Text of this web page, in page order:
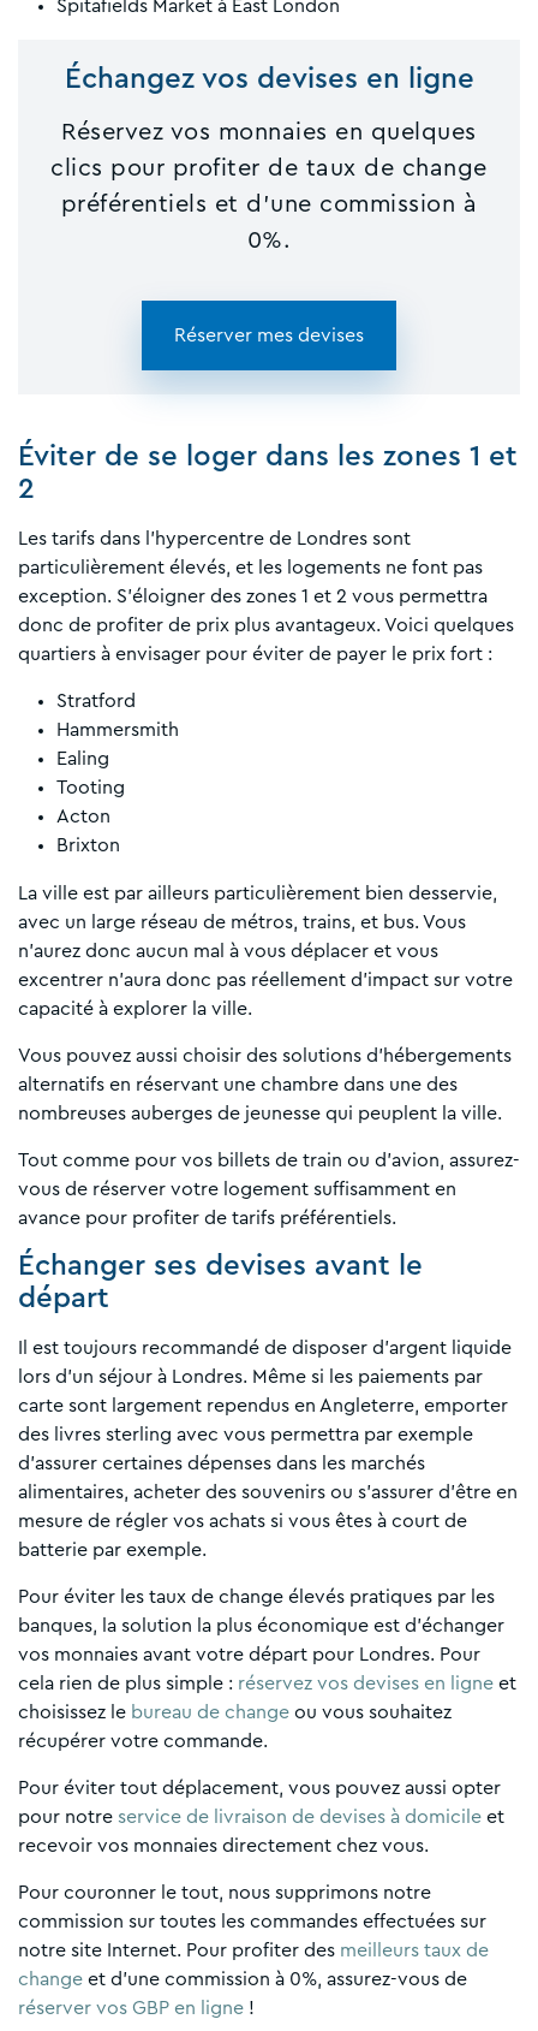
Spitafields Market à East London
Échangez vos devises en ligne
Réservez vos monnaies en quelques
clics pour profiter de taux de change
préférentiels et d'une commission à
0%.
Réserver mes devises
Éviter de se loger dans les zones 1 et
2
Les tarifs dans l’hypercentre de Londres sont
particulièrement élevés, et les logements ne font pas
exception. S’éloigner des zones 1 et 2 vous permettra
donc de profiter de prix plus avantageux. Voici quelques
quartiers à envisager pour éviter de payer le prix fort :
Stratford
Hammersmith
Ealing
Tooting
Acton
Brixton
La ville est par ailleurs particulièrement bien desservie,
avec un large réseau de métros, trains, et bus. Vous
n’aurez donc aucun mal à vous déplacer et vous
excentrer n’aura donc pas réellement d’impact sur votre
capacité à explorer la ville.
Vous pouvez aussi choisir des solutions d’hébergements
alternatifs en réservant une chambre dans une des
nombreuses auberges de jeunesse qui peuplent la ville.
Tout comme pour vos billets de train ou d’avion, assurez-
vous de réserver votre logement suffisamment en
avance pour profiter de tarifs préférentiels.
Échanger ses devises avant le
départ
Il est toujours recommandé de disposer d’argent liquide
lors d’un séjour à Londres. Même si les paiements par
carte sont largement rependus en Angleterre, emporter
des livres sterling avec vous permettra par exemple
d’assurer certaines dépenses dans les marchés
alimentaires, acheter des souvenirs ou s’assurer d’être en
mesure de régler vos achats si vous êtes à court de
batterie par exemple.
Pour éviter les taux de change élevés pratiques par les
banques, la solution la plus économique est d’échanger
vos monnaies avant votre départ pour Londres. Pour
cela rien de plus simple : réservez vos devises en ligne et
choisissez le bureau de change ou vous souhaitez
récupérer votre commande.
Pour éviter tout déplacement, vous pouvez aussi opter
pour notre service de livraison de devises à domicile et
recevoir vos monnaies directement chez vous.
Pour couronner le tout, nous supprimons notre
commission sur toutes les commandes effectuées sur
notre site Internet. Pour profiter des meilleurs taux de
change et d’une commission à 0%, assurez-vous de
réserver vos GBP en ligne !